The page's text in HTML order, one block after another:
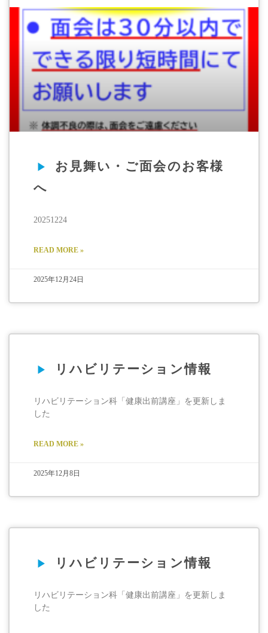
お見舞い・ご面会のお客様
へ
20251224
READ MORE »
2025年12月24日
リハビリテーション情報
リハビリテーション科「健康出前講座」を更新しま
した
READ MORE »
2025年12月8日
リハビリテーション情報
リハビリテーション科「健康出前講座」を更新しま
した